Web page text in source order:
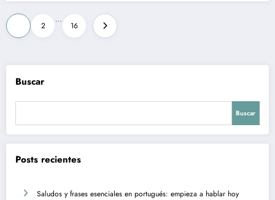
Paginación
de
entradas
2
…
16
Buscar
Buscar
Posts recientes
Saludos y frases esenciales en portugués: empieza a hablar hoy